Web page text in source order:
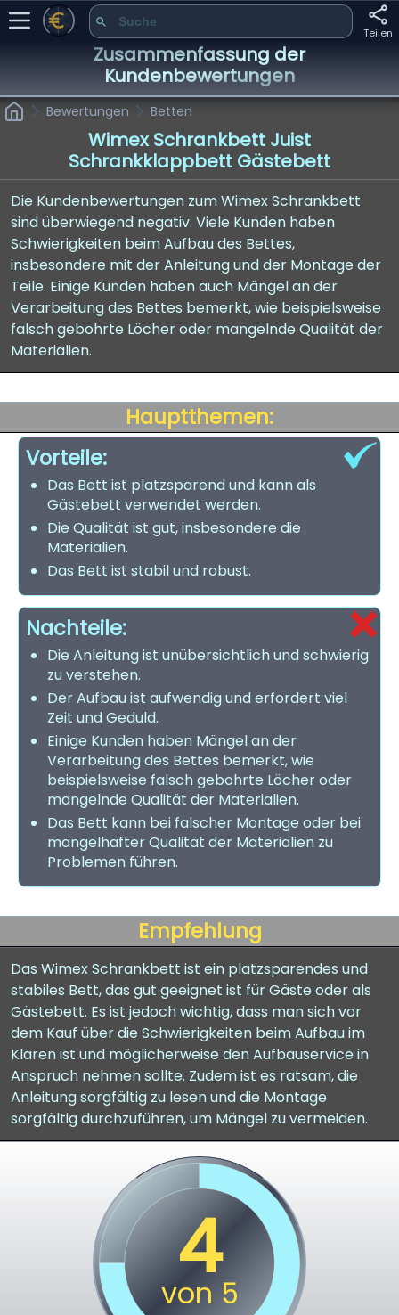
Teilen
Zusammenfassung der
Kundenbewertungen
Bewertungen Betten
Wimex Schrankbett Juist
Schrankklappbett Gästebett
Die Kundenbewertungen zum Wimex Schrankbett
sind überwiegend negativ. Viele Kunden haben
Schwierigkeiten beim Aufbau des Bettes,
insbesondere mit der Anleitung und der Montage der
Teile. Einige Kunden haben auch Mängel an der
Verarbeitung des Bettes bemerkt, wie beispielsweise
falsch gebohrte Löcher oder mangelnde Qualität der
Materialien.
Hauptthemen:
Vorteile:
Das Bett ist platzsparend und kann als
Gästebett verwendet werden.
Die Qualität ist gut, insbesondere die
Materialien.
Das Bett ist stabil und robust.
Nachteile:
Die Anleitung ist unübersichtlich und schwierig
zu verstehen.
Der Aufbau ist aufwendig und erfordert viel
Zeit und Geduld.
Einige Kunden haben Mängel an der
Verarbeitung des Bettes bemerkt, wie
beispielsweise falsch gebohrte Löcher oder
mangelnde Qualität der Materialien.
Das Bett kann bei falscher Montage oder bei
mangelhafter Qualität der Materialien zu
Problemen führen.
Empfehlung
Das Wimex Schrankbett ist ein platzsparendes und
stabiles Bett, das gut geeignet ist für Gäste oder als
Gästebett. Es ist jedoch wichtig, dass man sich vor
dem Kauf über die Schwierigkeiten beim Aufbau im
Klaren ist und möglicherweise den Aufbauservice in
Anspruch nehmen sollte. Zudem ist es ratsam, die
Anleitung sorgfältig zu lesen und die Montage
sorgfältig durchzuführen, um Mängel zu vermeiden.